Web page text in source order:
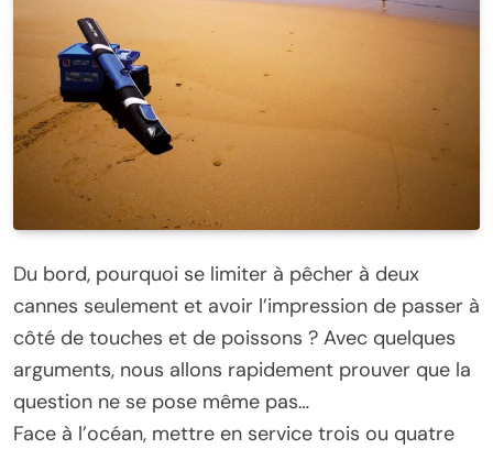
Du bord, pourquoi se limiter à pêcher à deux
cannes seulement et avoir l’impression de passer à
côté de touches et de poissons ? Avec quelques
arguments, nous allons rapidement prouver que la
question ne se pose même pas…
Face à l’océan, mettre en service trois ou quatre